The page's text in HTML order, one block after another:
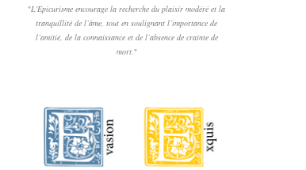
"L'Epicurisme encourage la recherche du plaisir modéré et la
tranquillité de l’âme, tout en soulignant l’importance de
l’amitié, de la connaissance et de l’absence de crainte de
mort. "